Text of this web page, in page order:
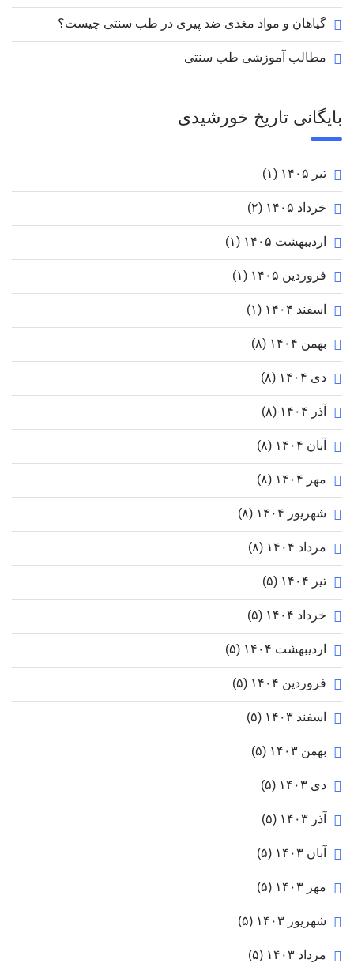
گیاهان و مواد مغذی ضد پیری در طب سنتی چیست؟
مطالب آموزشی طب سنتی
بایگانی تاریخ خورشیدی
تیر ۱۴۰۵ (۱)
خرداد ۱۴۰۵ (۲)
اردیبهشت ۱۴۰۵ (۱)
فروردین ۱۴۰۵ (۱)
اسفند ۱۴۰۴ (۱)
بهمن ۱۴۰۴ (۸)
دی ۱۴۰۴ (۸)
آذر ۱۴۰۴ (۸)
آبان ۱۴۰۴ (۸)
مهر ۱۴۰۴ (۸)
شهریور ۱۴۰۴ (۸)
مرداد ۱۴۰۴ (۸)
تیر ۱۴۰۴ (۵)
خرداد ۱۴۰۴ (۵)
اردیبهشت ۱۴۰۴ (۵)
فروردین ۱۴۰۴ (۵)
اسفند ۱۴۰۳ (۵)
بهمن ۱۴۰۳ (۵)
دی ۱۴۰۳ (۵)
آذر ۱۴۰۳ (۵)
آبان ۱۴۰۳ (۵)
مهر ۱۴۰۳ (۵)
شهریور ۱۴۰۳ (۵)
مرداد ۱۴۰۳ (۵)